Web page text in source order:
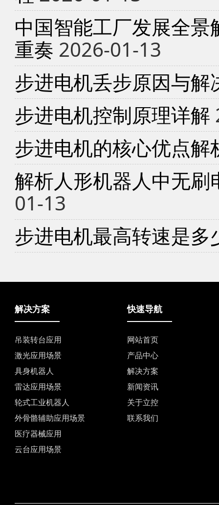
中国智能工厂发展全
重奏 2026-01-13
步进电机丢步原因与解
步进电机控制原理详解
步进电机的核心优点解
解析人形机器人中无
01-13
步进电机最高转速是多
解决方案
吊装转台应用
激光应用场景
具身机器人
雷达应用场景
轮式工业机器人
外骨骼辅助应用场景
医疗器械应用
云台应用场景
快速导航
网站首页
产品中心
解决方案
新闻资讯
关于立控
联系我们